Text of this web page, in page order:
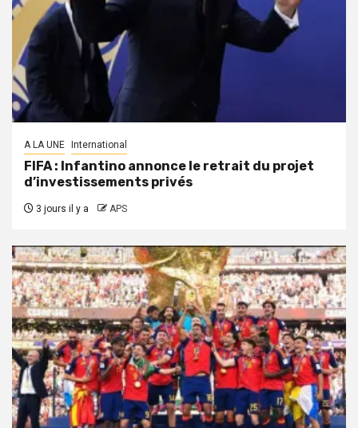
A LA UNE International
FIFA : Infantino annonce le retrait du projet
d’investissements privés
3 jours il y a APS